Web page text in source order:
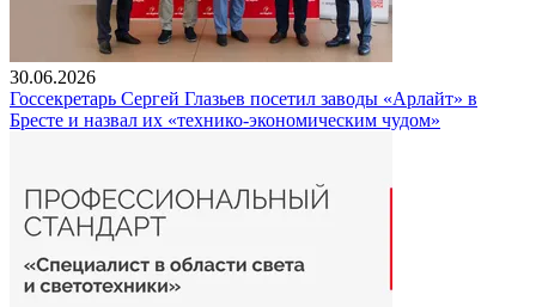
30.06.2026
Госсекретарь Сергей Глазьев посетил заводы «Арлайт» в
Бресте и назвал их «технико-экономическим чудом»